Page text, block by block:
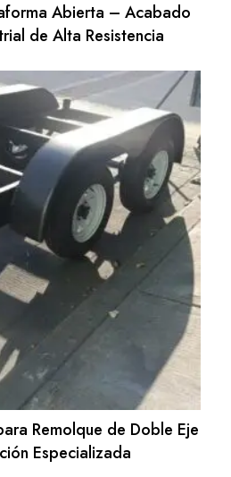
Abierta – Acabado
de Alta Resistencia
Remolque de Doble Eje
Especializada